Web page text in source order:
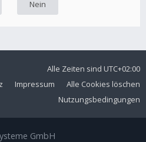
Alle Zeiten sind UTC+02:00
Alle Cookies löschen
Impressum
Nutzungsbedingungen
GmbH